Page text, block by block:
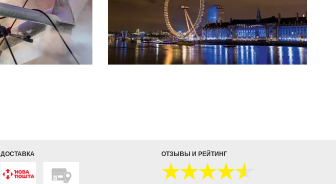
ДОСТАВКА ОТЗЫВЫ И РЕЙТИНГ
★★★★★
★★★★★